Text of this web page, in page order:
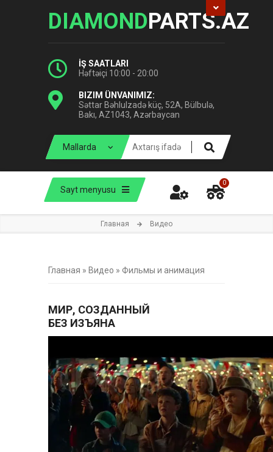
DIAMONDPARTS.AZ
İŞ SAATLARI
Həftəiçi 10:00 - 20:00
BIZIM ÜNVANIMIZ:
Səttar Bəhlulzadə küç, 52A, Bülbulə,
Bakı, AZ1043, Azərbaycan
Sayt menyusu
0
Главная Видео
Главная » Видео » Фильмы и анимация
МИР, СОЗДАННЫЙ
БЕЗ ИЗЪЯНА